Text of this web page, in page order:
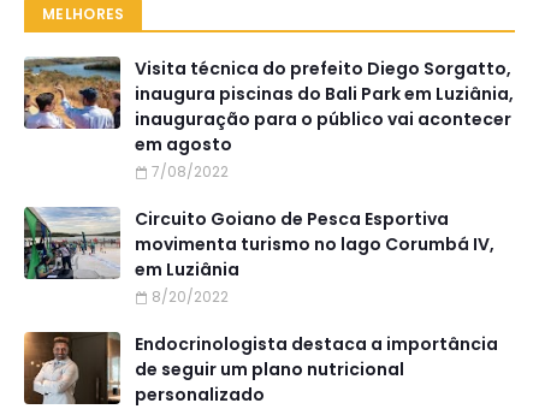
MELHORES
Visita técnica do prefeito Diego Sorgatto,
inaugura piscinas do Bali Park em Luziânia,
inauguração para o público vai acontecer
em agosto
7/08/2022
Circuito Goiano de Pesca Esportiva
movimenta turismo no lago Corumbá IV,
em Luziânia
8/20/2022
Endocrinologista destaca a importância
de seguir um plano nutricional
personalizado